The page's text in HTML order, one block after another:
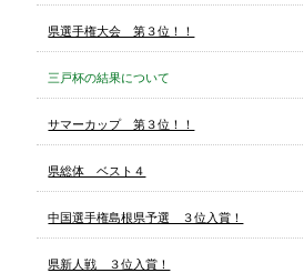
県選手権大会 第３位！！
三戸杯の結果について
サマーカップ 第３位！！
県総体 ベスト４
中国選手権島根県予選 ３位入賞！
県新人戦 ３位入賞！